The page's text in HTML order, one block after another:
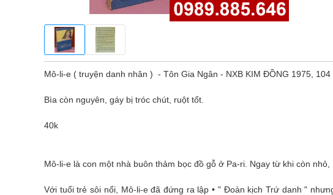
Mô-li-e ( truyện danh nhân ) - Tôn Gia Ngân - NXB KIM ĐỒNG 1975, 104
Bìa còn nguyên, gáy bị tróc chút, ruột tốt.
40k
Mô-li-e là con một nhà buôn thảm bọc đồ gỗ ở Pa-ri. Ngay từ khi còn nhỏ,
Với tuổi trẻ sôi nổi, Mô-li-e đã đứng ra lập • " Đoàn kịch Trứ danh "